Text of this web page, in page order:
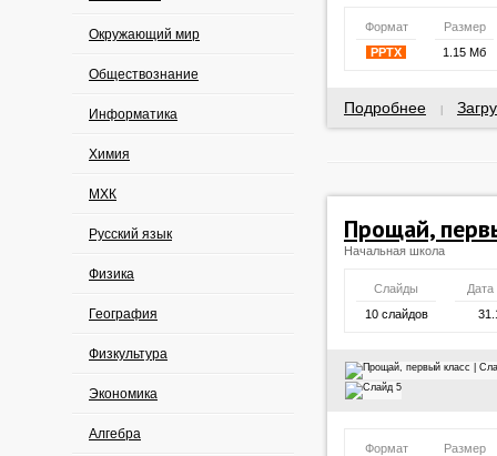
Окружающий мир
Обществознание
Информатика
Химия
МХК
Русский язык
Физика
География
Физкультура
Экономика
Алгебра
Формат
Размер
PPTX
1.15 Мб
Подробнее
Прощай,
Начальная школа
Слайды
Дата
10 слайдов
Формат
Размер